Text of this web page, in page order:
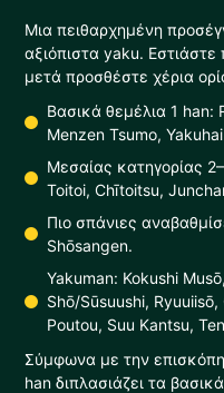
Μια πειθαρχημένη
αξιόπιστα yaku.
μετά προσθέστε χέρια
Βασικά θεμέλια 1 han:
Menzen Tsumo,
Μεσαίας κατηγορίας
Toitoi, Chītoitsu,
Πιο σπάνιες
Shōsangen.
Yakuman: Kokushi
Shō/Sūsuushi,
Poutou, Suu Kantsu,
Σύμφωνα με την
han διπλασιάζει τα